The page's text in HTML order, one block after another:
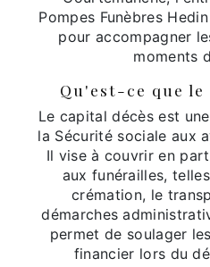
Pompes Funèbres
pour accompagner
moments
Qu'est-ce que le
Le capital décès est
la Sécurité sociale aux
Il vise à couvrir en
aux funérailles,
crémation, le
démarches
permet de soulager
financier lors du